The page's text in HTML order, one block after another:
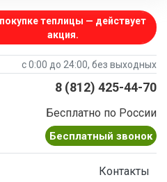
теплицы — действует
акция.
с 0:00 до 24:00, без выходных
8 (812) 425-44-70
Бесплатно по России
Бесплатный звонок
Контакты